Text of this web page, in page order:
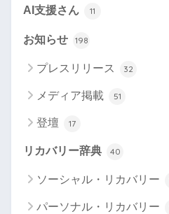
AI支援さん 11
お知らせ 198
プレスリリース 32
メディア掲載 51
登壇 17
リカバリー辞典 40
ソーシャル・リカバリー
パーソナル・リカバリー